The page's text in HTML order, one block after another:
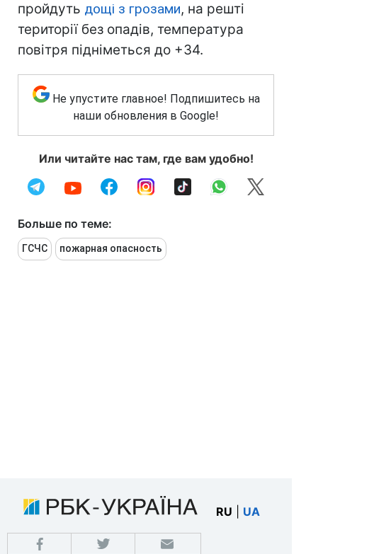
пройдуть дощі з грозами, на решті
території без опадів, температура
повітря підніметься до +34.
Не упустите главное! Подпишитесь на
наши обновления в Google!
Или читайте нас там, где вам удобно!
Больше по теме:
ГСЧС пожарная опасность
RU UA